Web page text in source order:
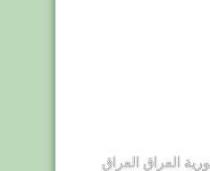
العراق العراق